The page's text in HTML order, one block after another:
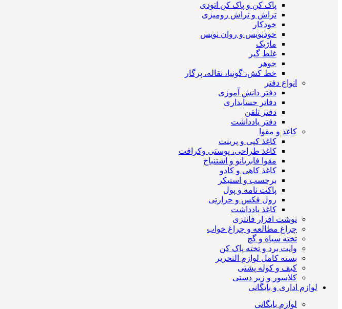
پاک کن و پاک کن اتودی
تراش و تراش رومیزی
خودکار
خودنویس و روان نویس
ماژیک
غلط گیر
جوهر
خط کش، گونیا، نقاله، پرگار
انواع دفتر
دفتر دانش آموزی
دفاتر حسابداری
دفتر تلفن
دفتر یادداشت
کاغذ و مقوا
کاغذ کپی و پرینت
کاغذ طراحی، پوستی وکرافت
مقوا فابریانو و اشتنباخ
کاغذ کاهی و کادو
برچسب و استیکر
پاکت نامه و پول
رول فکس و حرارتی
کاغذ یادداشت
نوشت افزار فانتزی
چراغ مطالعه و چراغ خواب
تخته سیاه و گچ
وایت برد و تخته پاک کن
بسته کامل لوازم التحریر
کیف و کوله پشتی
کلاسور و زیر دستی
لوازم اداری و بایگانی
لوازم بایگانی